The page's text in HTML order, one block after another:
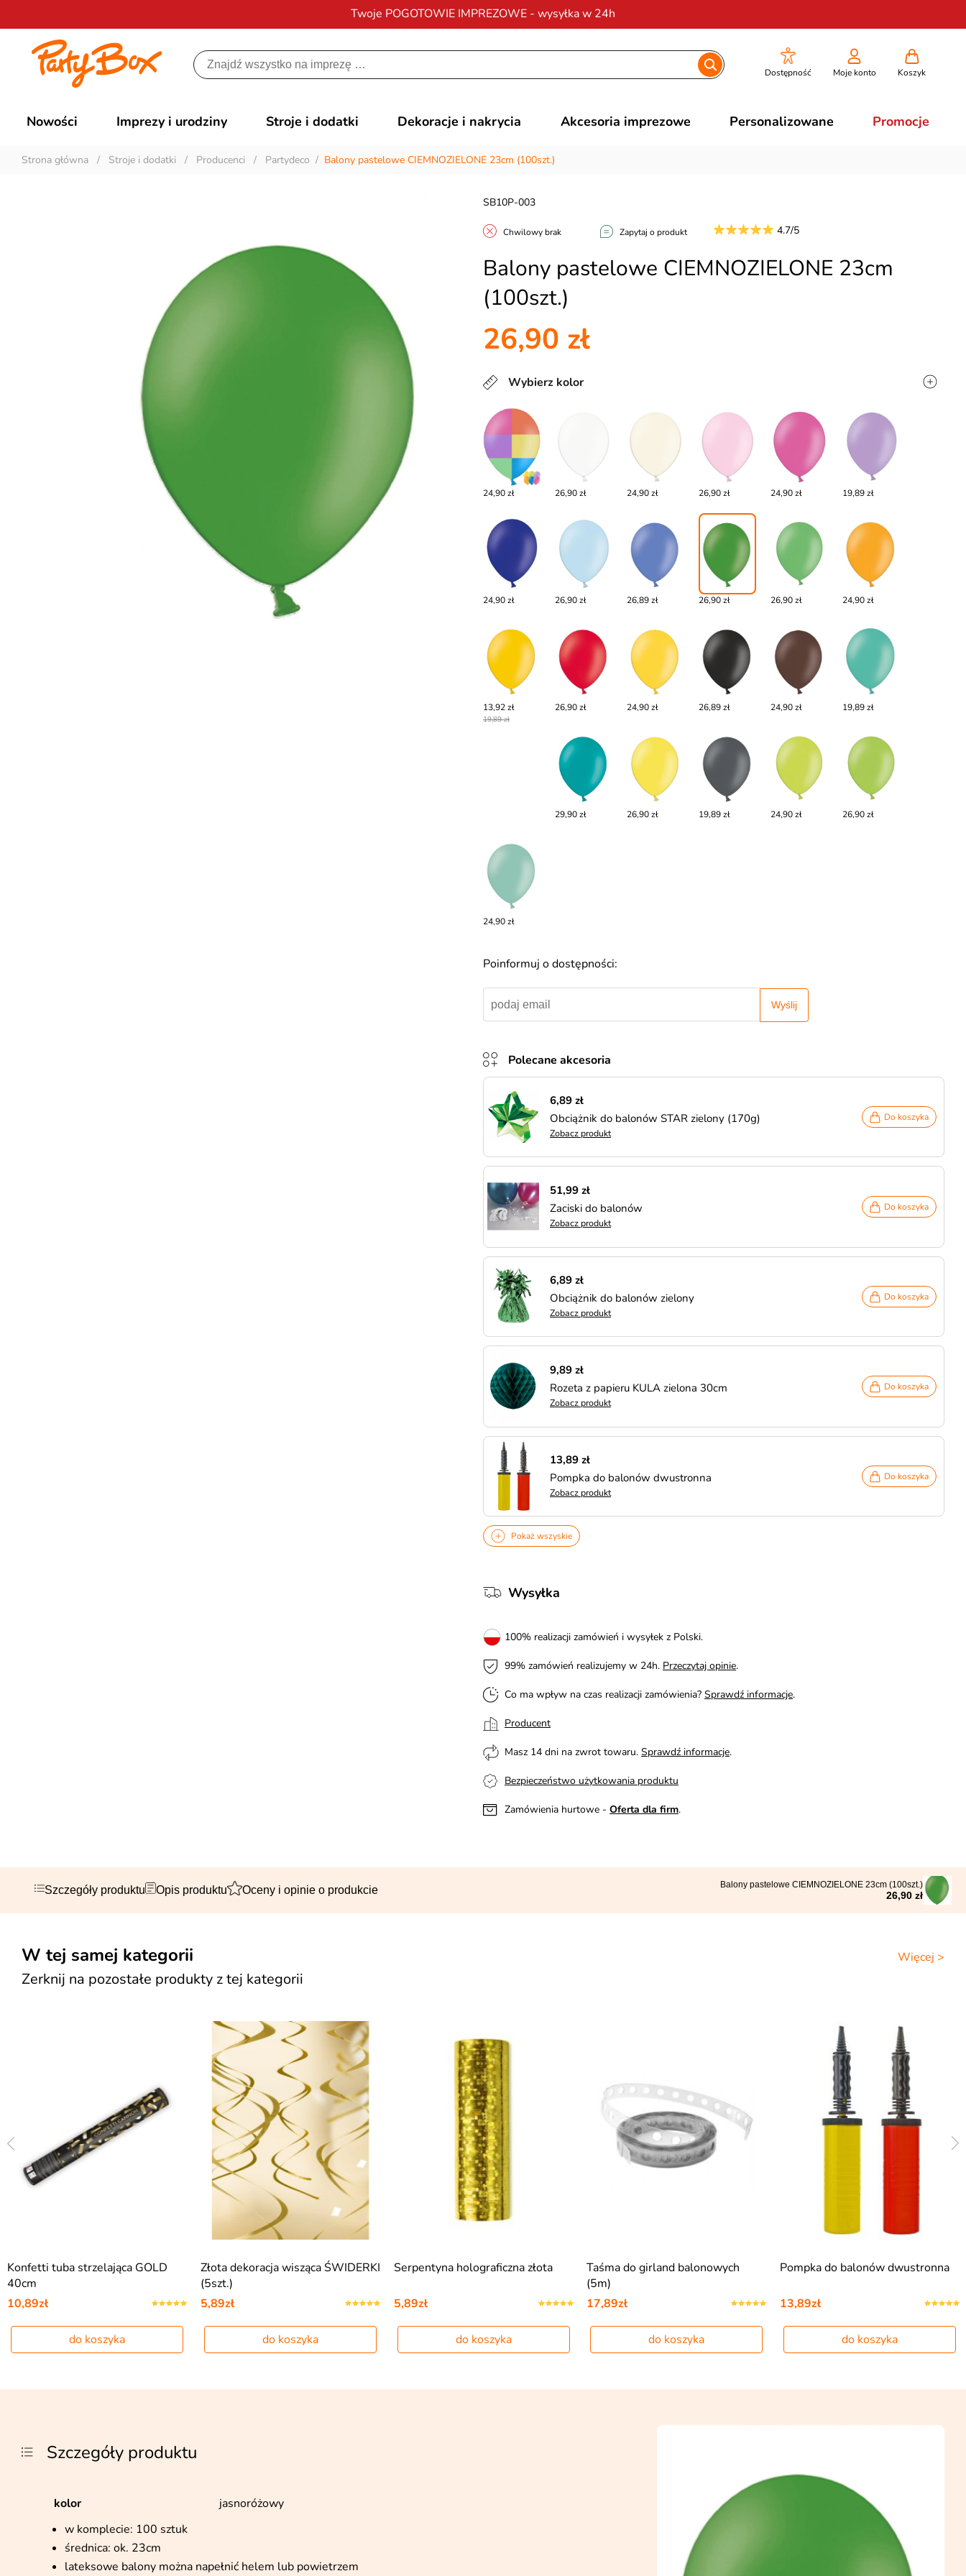
Twoje POGOTOWIE IMPREZOWE - wysyłka w 24h
Darmowa dostawana zamówienia od 200 zł
Dostępność Moje konto Koszyk
Nowości Imprezy i urodziny Stroje i dodatki Dekoracje i nakrycia Akcesoria imprezowe Personalizowane Promocje
Strona główna / Stroje i dodatki / Producenci / Partydeco / Balony pastelowe CIEMNOZIELONE 23cm (100szt.)
Balony pastelowe CIEMNOZIELONE 23cm
(100szt.)
SB10P-003
Chwilowy brak Zapytaj o produkt 4.7/5
26,90 zł
Poinformuj o dostępności:
Wyślij
Wybierz kolor
24,90 zł 26,90 zł 24,90 zł 26,90 zł 24,90 zł 19,89 zł
24,90 zł 26,90 zł 26,89 zł 26,90 zł 26,90 zł 24,90 zł
13,92 zł
19,89 zł
26,90 zł 24,90 zł 26,89 zł 24,90 zł 19,89 zł
29,90 zł 26,90 zł 19,89 zł 24,90 zł 26,90 zł
24,90 zł
Polecane akcesoria
6,89 zł
Obciążnik do balonów STAR zielony (170g)
Zobacz produkt
Do koszyka
51,99 zł
Zaciski do balonów
Zobacz produkt
Do koszyka
6,89 zł
Obciążnik do balonów zielony
Zobacz produkt
Do koszyka
9,89 zł
Rozeta z papieru KULA zielona 30cm
Zobacz produkt
Do koszyka
13,89 zł
Pompka do balonów dwustronna
Zobacz produkt
Do koszyka
Pokaż wszyskie
Wysyłka
100% realizacji zamówień i wysyłek z Polski.
99% zamówień realizujemy w 24h. Przeczytaj opinie.
Co ma wpływ na czas realizacji zamówienia? Sprawdź informacje.
Producent
Masz 14 dni na zwrot towaru. Sprawdź informacje.
Bezpieczeństwo użytkowania produktu
Zamówienia hurtowe - Oferta dla firm.
Szczegóły produktu Opis produktu Oceny i opinie o produkcie Balony pastelowe CIEMNOZIELONE 23cm (100szt.)
26,90 zł
Więcej >
W tej samej kategorii
Zerknij na pozostałe produkty z tej kategorii
Konfetti tuba strzelająca GOLD
40cm
10,89zł
do koszyka
Złota dekoracja wisząca ŚWIDERKI
(5szt.)
5,89zł
do koszyka
Serpentyna holograficzna złota
5,89zł
do koszyka
Taśma do girland balonowych
(5m)
17,89zł
do koszyka
Pompka do balonów dwustronna
13,89zł
do koszyka
Szczegóły produktu
kolor
jasnoróżowy
w komplecie: 100 sztuk
średnica: ok. 23cm
lateksowe balony można napełnić helem lub powietrzem